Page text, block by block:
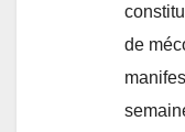
de